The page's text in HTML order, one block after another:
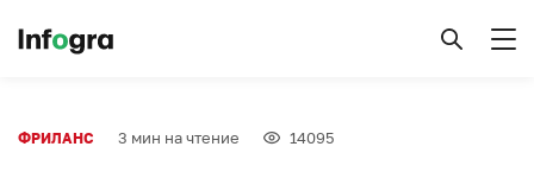
ФРИЛАНС 3 мин на чтение 14095